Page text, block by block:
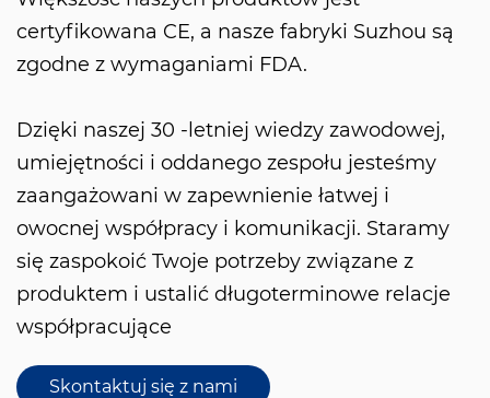
certyfikowana CE, a nasze fabryki Suzhou są
zgodne z wymaganiami FDA.
Dzięki naszej 30 -letniej wiedzy zawodowej,
umiejętności i oddanego zespołu jesteśmy
zaangażowani w zapewnienie łatwej i
owocnej współpracy i komunikacji. Staramy
się zaspokoić Twoje potrzeby związane z
produktem i ustalić długoterminowe relacje
współpracujące
Skontaktuj się z nami